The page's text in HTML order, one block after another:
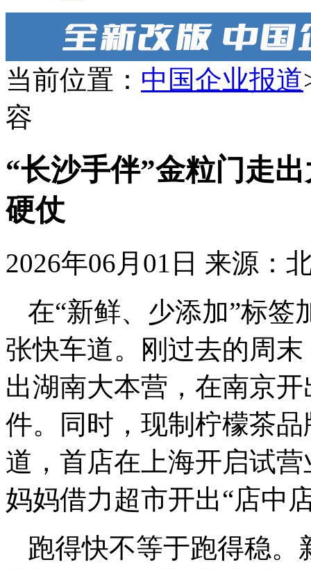
当前位置： 中国企业报道
容
“长沙手伴”金粒门走
硬仗
2026年06月01日 来源：
在“新鲜、少添加”标签
张快车道。刚过去的周
出湖南大本营，在南京
件。同时，现制柠檬茶
道，首店在上海开启试
妈妈借力超市开出“店中
跑得快不等于跑得稳